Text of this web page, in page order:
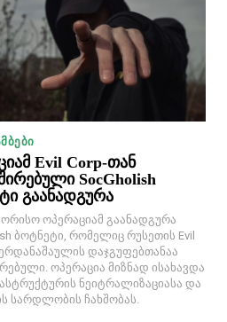
Evil Corp-თან
SocGholish
გაანადგურა
ოპერაციამ გაანადგურა
ბოტნეტი, რომელიც რუსეთის Evil
დაჯგუფებთანაა
ოპერაცია მიზნად ისახავდა
ნეიტრალიზაციასა და
სარდლობის ჩახშობას.